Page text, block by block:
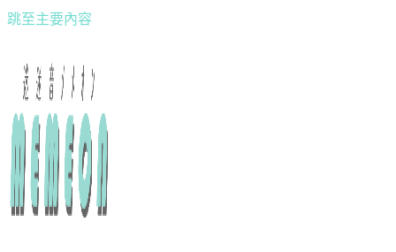
跳至主要內容